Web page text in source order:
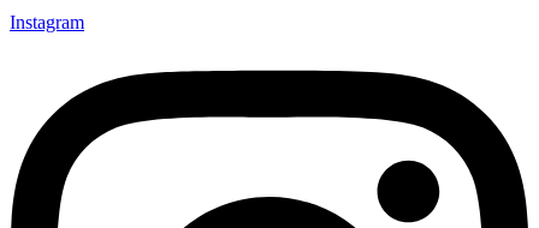
Instagram